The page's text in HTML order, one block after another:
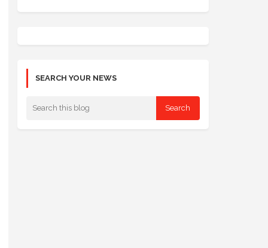
SEARCH YOUR NEWS